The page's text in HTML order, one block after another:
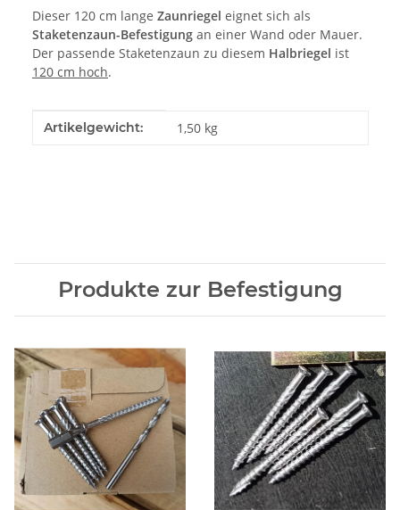
Dieser 120 cm lange Zaunriegel eignet sich als
Staketenzaun-Befestigung an einer Wand oder Mauer.
Der passende Staketenzaun zu diesem Halbriegel ist
120 cm hoch.
Produkteigenschaft
Wert
Artikelgewicht: 1,50 kg
Produkte zur Befestigung